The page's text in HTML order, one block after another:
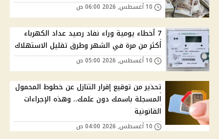
7 أخطاء يومية وراء نفاد رصيد عداد الكهرباء
أكثر من مرة في الشهر وطرق تقليل الاستهلاك
تحذير من توقيع إقرار التنازل عن خطوط المحمول
المسجلة باسمك دون علمك.. وهذه الإجراءات
القانونية